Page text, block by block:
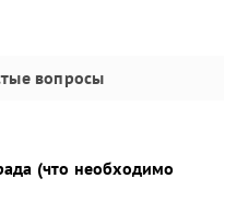
вопросы
(что необходимо